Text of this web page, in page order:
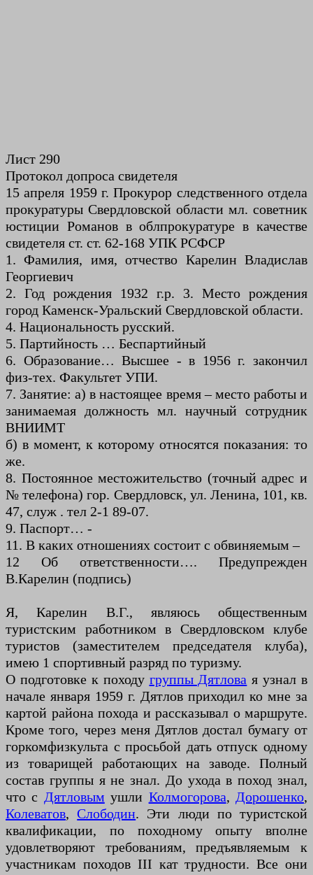
Лист 290
Протокол допроса свидетеля
15 апреля 1959 г. Прокурор следственного отдела
прокуратуры Cвердловской области мл. советник
юстиции Романов в облпрокуратуре в качестве
свидетеля ст. ст. 62-168 УПК РСФСР
1. Фамилия, имя, отчество Карелин Владислав
Георгиевич
2. Год рождения 1932 г.р. 3. Место рождения
город Каменск-Уральский Свердловской области.
4. Национальность русский.
5. Партийность … Беспартийный
6. Образование… Высшее - в 1956 г. закончил
физ-тех. Факультет УПИ.
7. Занятие: а) в настоящее время – место работы и
занимаемая должность мл. научный сотрудник
ВНИИМТ
б) в момент, к которому относятся показания: то
же.
8. Постоянное местожительство (точный адрес и
№ телефона) гор. Свердловск, ул. Ленина, 101, кв.
47, служ . тел 2-1 89-07.
9. Паспорт… -
11. В каких отношениях состоит с обвиняемым –
12 Об ответственности…. Предупрежден
В.Карелин (подпись)
Я, Карелин В.Г., являюсь общественным
туристским работником в Свердловском клубе
туристов (заместителем председателя клуба),
имею 1 спортивный разряд по туризму.
О подготовке к походу группы Дятлова я узнал в
начале января 1959 г. Дятлов приходил ко мне за
картой района похода и рассказывал о маршруте.
Кроме того, через меня Дятлов достал бумагу от
горкомфизкульта с просьбой дать отпуск одному
из товарищей работающих на заводе. Полный
состав группы я не знал. До ухода в поход знал,
что с Дятловым ушли Колмогорова, Дорошенко,
Колеватов,Слободин. Эти люди по туристской
квалификации, по походному опыту вполне
удовлетворяют требованиям, предъявляемым к
участникам походов III кат трудности. Все они